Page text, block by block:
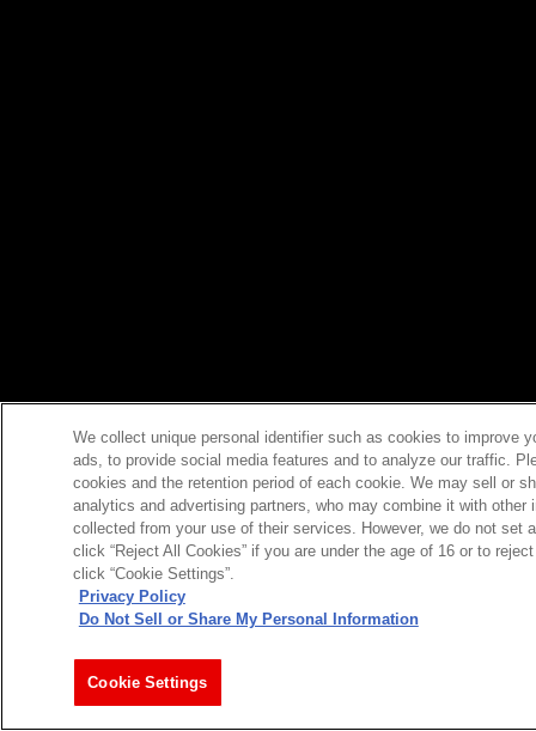
We collect unique personal identifier such as cookies to improve
ads, to provide social media features and to analyze our traffic.
cookies and the retention period of each cookie. We may sell or
analytics and advertising partners, who may combine it with
collected from your use of their services. However, we do not set
click “Reject All Cookies” if you are under the age of 16 or to
click “Cookie Settings”.
Privacy Policy
Do Not Sell or Share My Personal Information
Cookie Settings